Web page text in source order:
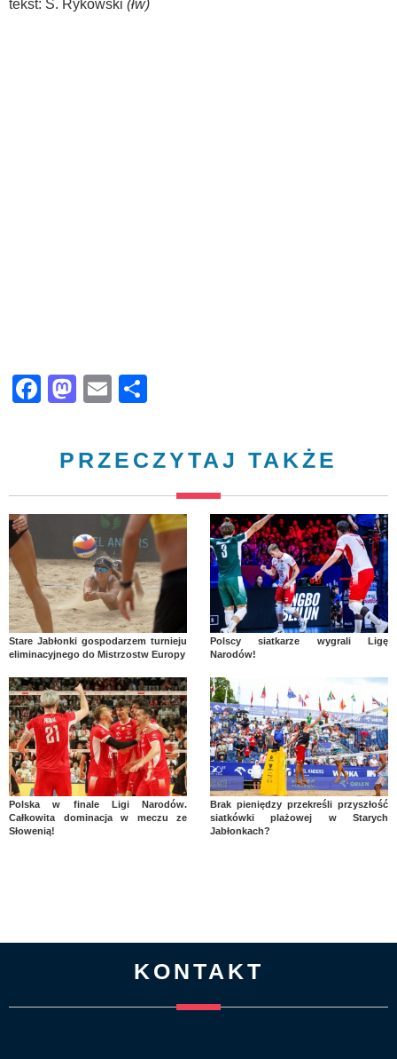
tekst: S. Rykowski (łw)
Facebook
Mastodon
Email
PRZECZYTAJ TAKŻE
Stare Jabłonki gospodarzem turnieju
eliminacyjnego do Mistrzostw Europy
Polscy siatkarze wygrali Ligę
Narodów!
Polska w finale Ligi Narodów.
Całkowita dominacja w meczu ze
Słowenią!
Brak pieniędzy przekreśli przyszłość
siatkówki plażowej w Starych
Jabłonkach?
KONTAKT